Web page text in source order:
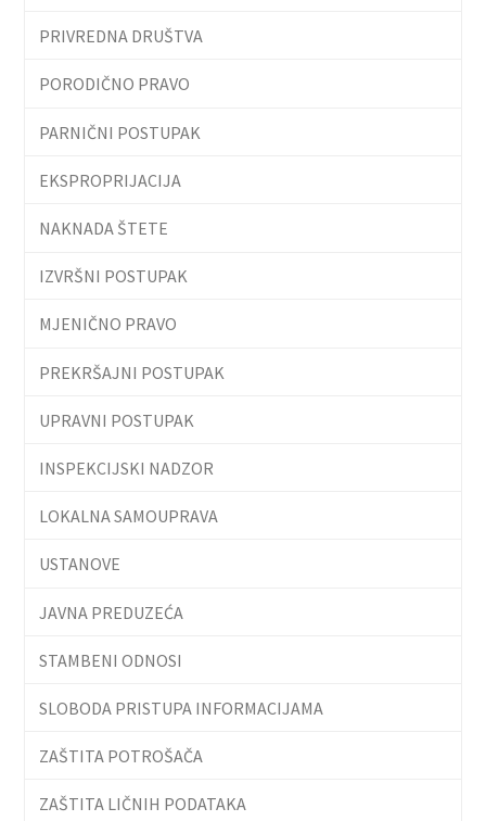
PRIVREDNA DRUŠTVA
PORODIČNO PRAVO
PARNIČNI POSTUPAK
EKSPROPRIJACIJA
NAKNADA ŠTETE
IZVRŠNI POSTUPAK
MJENIČNO PRAVO
PREKRŠAJNI POSTUPAK
UPRAVNI POSTUPAK
INSPEKCIJSKI NADZOR
LOKALNA SAMOUPRAVA
USTANOVE
JAVNA PREDUZEĆA
STAMBENI ODNOSI
SLOBODA PRISTUPA INFORMACIJAMA
ZAŠTITA POTROŠAČA
ZAŠTITA LIČNIH PODATAKA